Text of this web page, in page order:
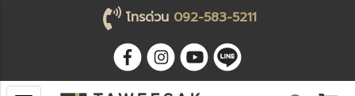
โทรด่วน 092-583-5211